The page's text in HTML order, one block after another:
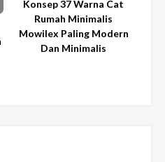
Konsep 37 Warna Cat
Rumah Minimalis
Mowilex Paling Modern
Dan Minimalis